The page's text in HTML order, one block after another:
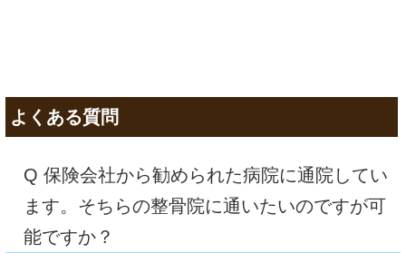
よくある質問
Q 保険会社から勧められた病院に通院してい
ます。そちらの整骨院に通いたいのですが可
能ですか？